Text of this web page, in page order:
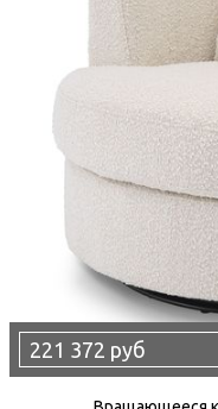
221 372 руб